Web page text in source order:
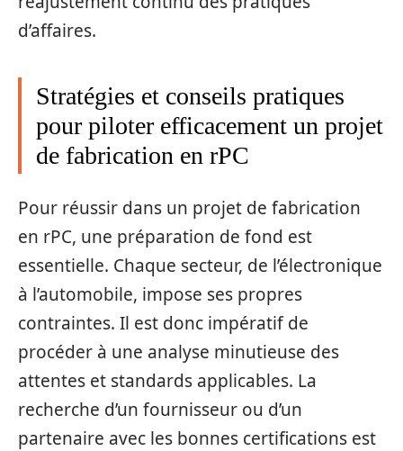
d’affaires.
Stratégies et conseils pratiques
pour piloter efficacement un projet
de fabrication en rPC
Pour réussir dans un projet de fabrication
en rPC, une préparation de fond est
essentielle. Chaque secteur, de l’électronique
à l’automobile, impose ses propres
contraintes. Il est donc impératif de
procéder à une analyse minutieuse des
attentes et standards applicables. La
recherche d’un fournisseur ou d’un
partenaire avec les bonnes certifications est